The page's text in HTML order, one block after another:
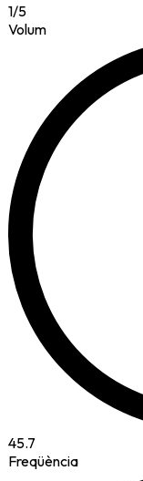
1/5
Volum
45.7
Freqüència